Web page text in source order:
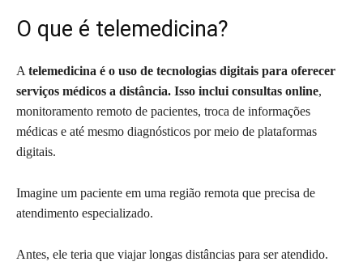
O que é telemedicina?
A telemedicina é o uso de tecnologias digitais para oferecer
serviços médicos a distância. Isso inclui consultas online,
monitoramento remoto de pacientes, troca de informações
médicas e até mesmo diagnósticos por meio de plataformas
digitais.
Imagine um paciente em uma região remota que precisa de
atendimento especializado.
Antes, ele teria que viajar longas distâncias para ser atendido.